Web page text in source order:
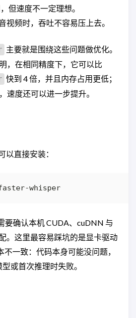
但速度不一定理想。
视频时，吞吐不容易压上去。
主要就是围绕这些问题做优化。
，在相同精度下，它可以比
快到 4 倍，并且内存占用更低；
速度还可以进一步提升。
以直接安装：
要确认本机 CUDA、cuDNN 与
。这里最容易踩坑的是显卡驱动
不一致：代码本身可能没问题，
或首次推理时失败。